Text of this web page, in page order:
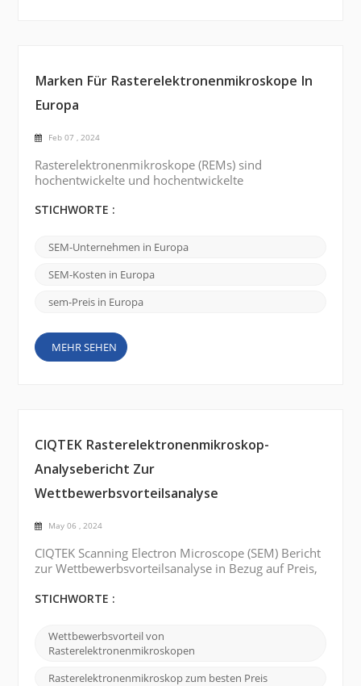
Marken Für Rasterelektronenmikroskope In
Europa
Feb 07 , 2024
Rasterelektronenmikroskope (REMs) sind
hochentwickelte und hochentwickelte
hochauflösende Bildgebung und Analyse von
gibt es mehrere renommierte Marken von
Rasterelektronenmikroskopen , die hochmoderne
REMs anbieten. Hier sind einige bemerkenswerte
FEI Company ist ...
STICHWORTE :
SEM-Unternehmen in Europa
SEM-Kosten in Europa
sem-Preis in Europa
MEHR SEHEN
CIQTEK Rasterelektronenmikroskop-
Analysebericht Zur
Wettbewerbsvorteilsanalyse
May 06 , 2024
CIQTEK Scanning Electron Microscope (SEM) Bericht
zur Wettbewerbsvorteilsanalyse in Bezug auf Preis,
Vergleich zu anderen ähnlichen Produkten auf dem
eine Reihe verschiedener Modelle und
Spezifikationen an, um den Bedürfnissen
verschiedener Kunden gerecht zu werden. Durch
das Angebot erschwinglicher ...
STICHWORTE :
Wettbewerbsvorteil von
Rasterelektronenmikroskopen
Rasterelektronenmikroskop zum besten Preis